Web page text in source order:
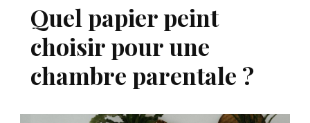
Quel papier peint
choisir pour une
chambre parentale ?